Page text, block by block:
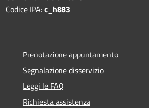
Codice IPA:c_h883
Prenotazione appuntamento
Segnalazione disservizio
Leggi le FAQ
Richiesta assistenza